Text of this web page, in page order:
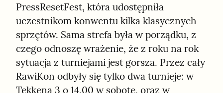
PressResetFest, która udostępniła
uczestnikom konwentu kilka klasycznych
sprzętów. Sama strefa była w porządku, z
czego odnoszę wrażenie, że z roku na rok
sytuacja z turniejami jest gorsza. Przez cały
RawiKon odbyły się tylko dwa turnieje: w
Tekkena 3 o 14.00 w sobotę, oraz w